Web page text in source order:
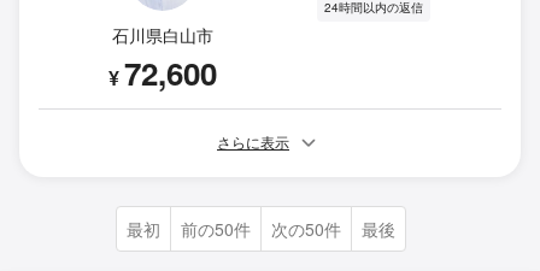
石川県白山市
¥72,600
24時間以内の返信
さらに表示
最初 前の50件 次の50件 最後